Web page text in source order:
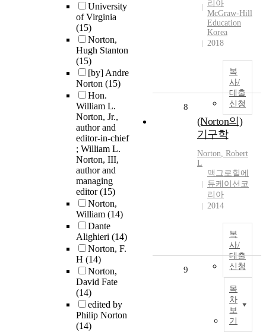
University
of Virginia
(15)
Norton,
Hugh Stanton
(15)
[by] Andre
Norton (15)
Hon.
William L.
Norton, Jr.,
author and
editor-in-chief
; William L.
Norton, III,
author and
managing
editor(15)
Norton,
William (14)
Dante
Alighieri (14)
Norton, F.
H (14)
Norton,
David Fate
(14)
edited by
Philip Norton
(14)
리아
McGraw-Hill
Education
Korea
2018
복
사/
대출
신청
8
(Norton의)
기구학
Norton, Robert
L
맥그로힐에
듀케이션코
리아
2014
복
사/
대출
신청
목
차
보
기
9